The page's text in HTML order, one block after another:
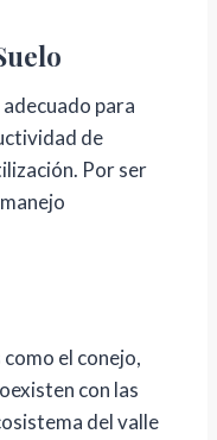
para
de
Por ser
el conejo,
con las
del valle